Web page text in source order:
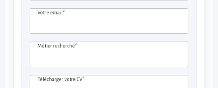
Votre email*
Métier recherché*
Télécharger votre CV*